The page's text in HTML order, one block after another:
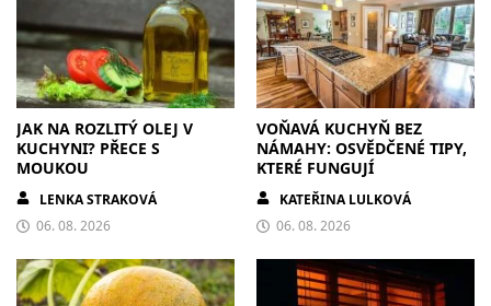
JAK NA ROZLITÝ OLEJ V
KUCHYNI? PŘECE S
MOUKOU
LENKA STRAKOVÁ
06. 08. 2026
VOŇAVÁ KUCHYŇ BEZ
NÁMAHY: OSVĚDČENÉ TIPY,
KTERÉ FUNGUJÍ
KATEŘINA LULKOVÁ
06. 08. 2026